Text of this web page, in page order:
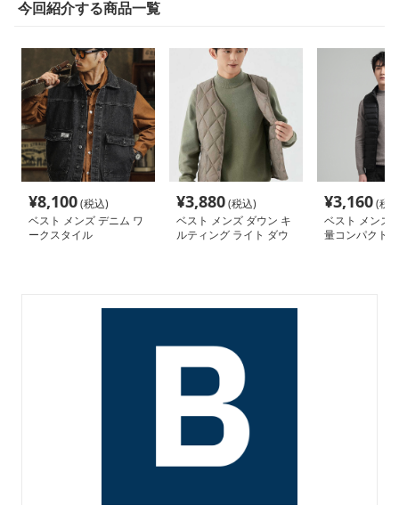
今回紹介する商品一覧
¥8,100(税込)
ベスト メンズ デニム ワ
ークスタイル
¥3,880(税込)
ベスト メンズ ダウン キ
ルティング ライト ダウ
¥3,160(税
ベスト メンズ
量コンパクト